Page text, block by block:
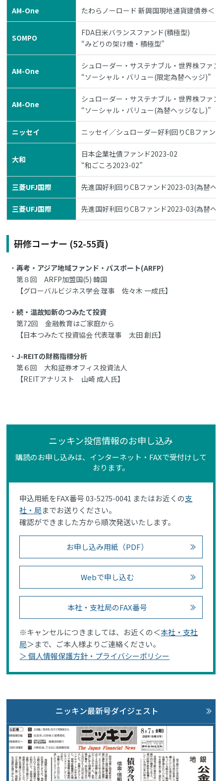
AM-One たわらノーロード 新興国現地通貨建債券＜
SOMPO
FDA日米バランスファンド(積極型)
“みどりの架け橋・積極型”
AM-One
シュローダー・サステナブル・世界株ファ
“ソーシャル・バリュー(限定為替ヘッジ)”
AM-One
シュローダー・サステナブル・世界株ファ
“ソーシャル・バリュー(為替ヘッジなし)”
ニッセイ ニッセイ／シュローダー好利回りCBファン
大和
日本企業社債ファンド2023-02
“和ごころ2023-02”
三菱UFJ国際 先進国好利回りCBファンド2023-03(為替ヘ
三菱UFJ国際 先進国好利回りCBファンド2023-03(為替ヘ
研修コーナー (52-55頁)
再考・アジア地域ファンド・パスポート(ARFP)
第８回 ARFP加盟国(5) 韓国
【グローバルビジネス学会 理事 佐々木 一成氏】
続・温故知新のつみたて投資
第72回 金融教育はご家庭から
【日本つみたて投資協会 代表理事 太田 創氏】
J-REITの財務指標分析
第６回 大和証券オフィス投資法人
【REITアナリスト 山崎 成人氏】
ニッキン投信情報のお申し込み
購読のお申し込みは、インターネット・FAXで受付けして
おります。
申込用紙をFAX番号 03-5275-0041 またはお近くの支
社・局までお送りください。
確認ができました方から順次発送いたします。
お申し込み用紙（PDF）
Webで申し込む
本社・支社局のFAX番号
※キャンセルにつきましては、お近くの＜本社・支社
局＞まで、ご本人様よりご連絡ください。
＞ 個人情報保護方針・プライバシーポリシー
ニッキン最新号ダイジェスト